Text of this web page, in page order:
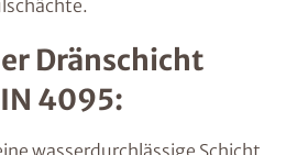
Dränschicht
4095: